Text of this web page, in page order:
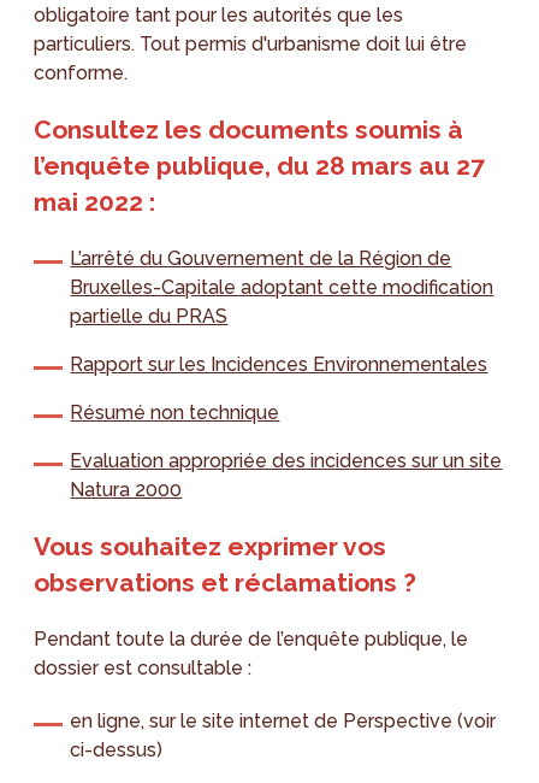
obligatoire tant pour les autorités que les
particuliers. Tout permis d'urbanisme doit lui être
conforme.
Consultez les documents soumis à
l’enquête publique, du 28 mars au 27
mai 2022 :
L’arrêté du Gouvernement de la Région de
Bruxelles-Capitale adoptant cette modification
partielle du PRAS
Rapport sur les Incidences Environnementales
Résumé non technique
Evaluation appropriée des incidences sur un site
Natura 2000
Vous souhaitez exprimer vos
observations et réclamations ?
Pendant toute la durée de l’enquête publique, le
dossier est consultable :
en ligne, sur le site internet de Perspective (voir
ci-dessus)